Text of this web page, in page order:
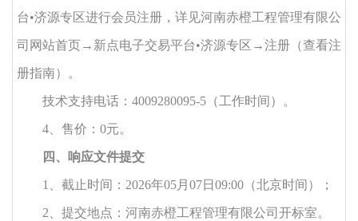
台•济源专区进行会员注册，详见河南赤橙工程管理有限公
司网站首页→新点电子交易平台•济源专区→注册（查看注
册指南）。
技术支持电话： 4009280095-5（工作时间）。
4、售价：0元。
四、响应文件提交
1、截止时间：2026年05月07日09:00（北京时间）；
2、提交地点：河南赤橙工程管理有限公司开标室。